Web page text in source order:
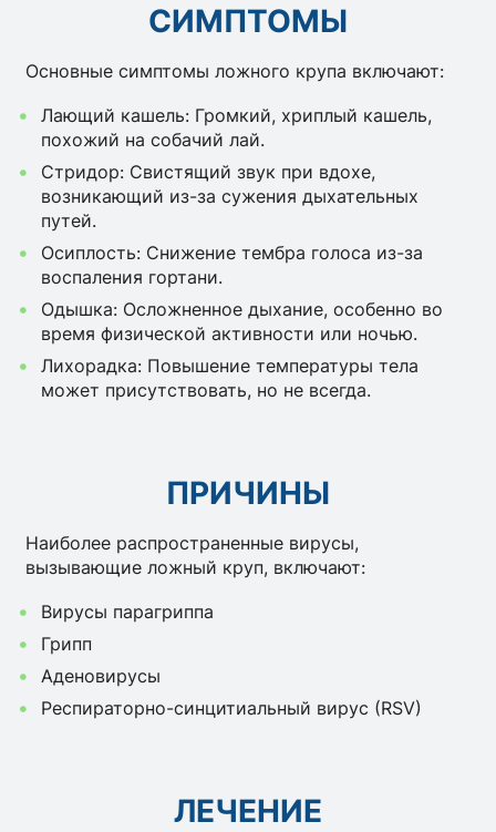
СИМПТОМЫ
Основные симптомы ложного крупа включают:
Лающий кашель: Громкий, хриплый кашель,
похожий на собачий лай.
Стридор: Свистящий звук при вдохе,
возникающий из-за сужения дыхательных
путей.
Осиплость: Снижение тембра голоса из-за
воспаления гортани.
Одышка: Осложненное дыхание, особенно во
время физической активности или ночью.
Лихорадка: Повышение температуры тела
может присутствовать, но не всегда.
ПРИЧИНЫ
Наиболее распространенные вирусы,
вызывающие ложный круп, включают:
Вирусы парагриппа
Грипп
Аденовирусы
Респираторно-синцитиальный вирус (RSV)
ЛЕЧЕНИЕ